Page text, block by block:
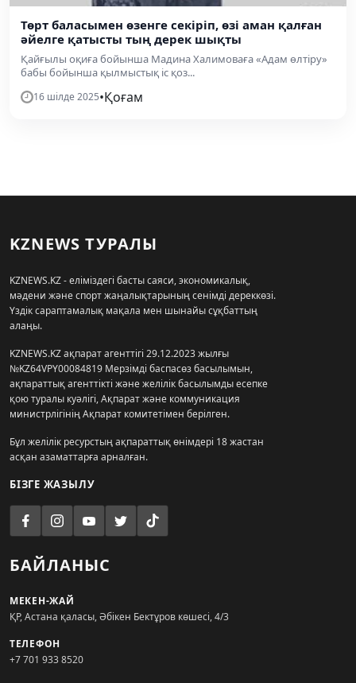
Төрт баласымен өзенге секіріп, өзі аман қалған
әйелге қатысты тың дерек шықты
Қайғылы оқиға бойынша Мадина Халимоваға «Адам өлтіру»
бабы бойынша қылмыстық іс қоз...
16 шілде 2025•Қоғам
KZNEWS ТУРАЛЫ
KZNEWS.KZ - еліміздегі басты саяси, экономикалық,
мәдени және спорт жаңалықтарының сенімді дереккөзі.
Үздік сараптамалық мақала мен шынайы сұқбаттың
алаңы.
KZNEWS.KZ ақпарат агенттігі 29.12.2023 жылғы
№KZ64VPY00084819 Мерзімді баспасөз басылымын,
ақпараттық агенттікті және желілік басылымды есепке
қою туралы куәлігі, Ақпарат және коммуникация
министрлігінің Ақпарат комитетімен берілген.
Бұл желілік ресурстың ақпараттық өнімдері 18 жастан
асқан азаматтарға арналған.
БІЗГЕ ЖАЗЫЛУ
БАЙЛАНЫС
МЕКЕН-ЖАЙ
ҚР, Астана қаласы, Әбікен Бектұров көшесі, 4/3
ТЕЛЕФОН
+7 701 933 8520